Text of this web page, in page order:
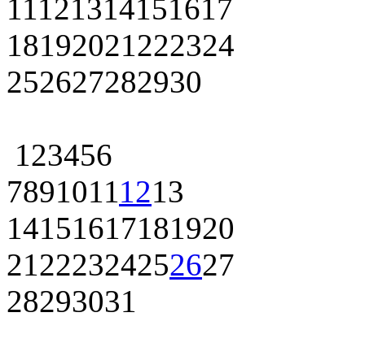
11121314151617
18192021222324
252627282930
123456
78910111213
14151617181920
21222324252627
28293031